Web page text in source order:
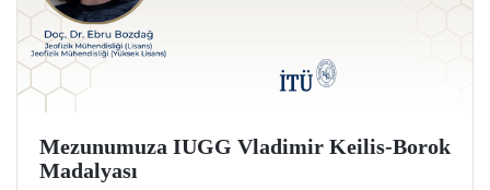
Mezunumuza IUGG Vladimir Keilis-Borok
Madalyası